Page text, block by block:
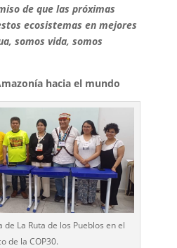
de que las próximas
ecosistemas en mejores
somos vida, somos
hacia el mundo
La Ruta de los Pueblos en el
de la COP30.